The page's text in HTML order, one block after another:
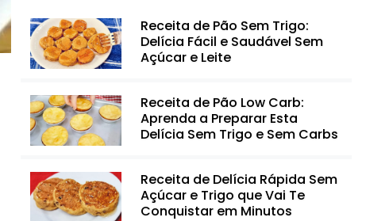
Receita de Pão Sem Trigo:
Delícia Fácil e Saudável Sem
Açúcar e Leite
Receita de Pão Low Carb:
Aprenda a Preparar Esta
Delícia Sem Trigo e Sem Carbs
Receita de Delícia Rápida Sem
Açúcar e Trigo que Vai Te
Conquistar em Minutos